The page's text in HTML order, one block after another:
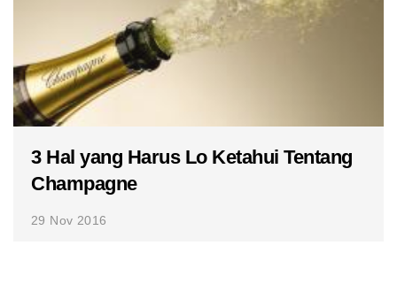
3 Hal yang Harus Lo Ketahui Tentang
Champagne
29 Nov 2016